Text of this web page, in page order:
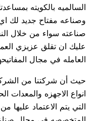
السالميه بالكويته
وصناعه مفتاح جديد لك
صناعته سواء من خلال
عليك ان تقلق عزيزي
العامله في مجال
حيث أن شركتنا من
انواع الاجهزه والمعدات
التي يتم الاعتماد عليها